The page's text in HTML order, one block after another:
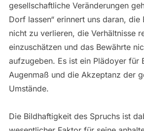
gesellschaftliche Veränderungen
Dorf lassen“ erinnert uns daran, die
nicht zu verlieren, die Verhältnisse
einzuschätzen und das Bewährte
aufzugeben. Es ist ein Plädoyer für
Augenmaß und die Akzeptanz der
Umstände.
Die Bildhaftigkeit des Spruchs ist